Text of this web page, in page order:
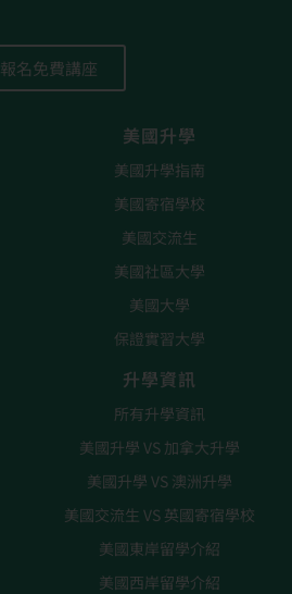
報名免費講座
美國升學
美國升學指南
美國寄宿學校
美國交流生
美國社區大學
美國大學
保證實習大學
升學資訊
所有升學資訊
美國升學 VS 加拿大升學
美國升學 VS 澳洲升學
美國交流生 VS 英國寄宿學校
美國東岸留學介紹
美國西岸留學介紹